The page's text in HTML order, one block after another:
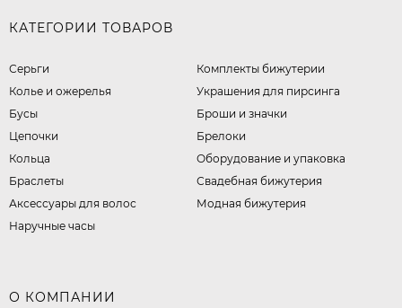
КАТЕГОРИИ ТОВАРОВ
Серьги
Колье и ожерелья
Бусы
Цепочки
Кольца
Браслеты
Аксессуары для волос
Наручные часы
Комплекты бижутерии
Украшения для пирсинга
Броши и значки
Брелоки
Оборудование и упаковка
Свадебная бижутерия
Модная бижутерия
О КОМПАНИИ